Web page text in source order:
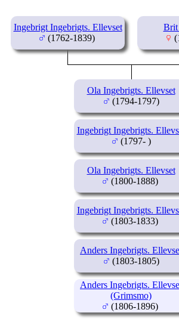
Ingebrigt Ingebrigts. Ellevset
(1762-1839)
Brit
Ola Ingebrigts. Ellevset
(1794-1797)
Ingebrigt Ingebrigts.
(1797- )
Ola Ingebrigts. Ellevset
(1800-1888)
Ingebrigt Ingebrigts.
(1803-1833)
Anders Ingebrigts.
(1803-1805)
Anders Ingebrigts.
(Grimsmo)
(1806-1896)